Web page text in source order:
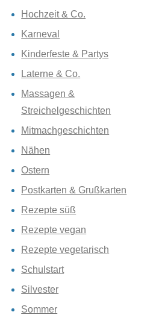
Hochzeit & Co.
Karneval
Kinderfeste & Partys
Laterne & Co.
Massagen &
Streichelgeschichten
Mitmachgeschichten
Nähen
Ostern
Postkarten & Grußkarten
Rezepte süß
Rezepte vegan
Rezepte vegetarisch
Schulstart
Silvester
Sommer